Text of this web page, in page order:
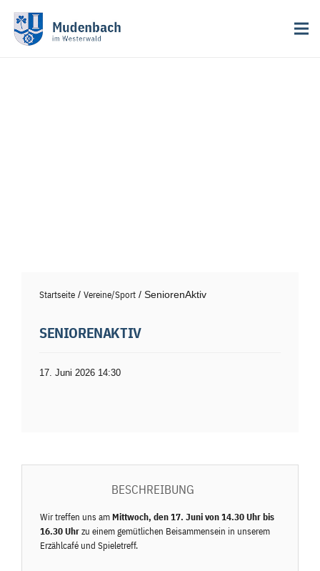
Startseite / Vereine/Sport / SeniorenAktiv
SENIORENAKTIV
17. Juni 2026 14:30
BESCHREIBUNG
Wir treffen uns amMittwoch, den 17. Juni von 14.30 Uhr bis
16.30 Uhrzu einem gemütlichen Beisammensein in unserem
Erzählcafé und Spieletreff.